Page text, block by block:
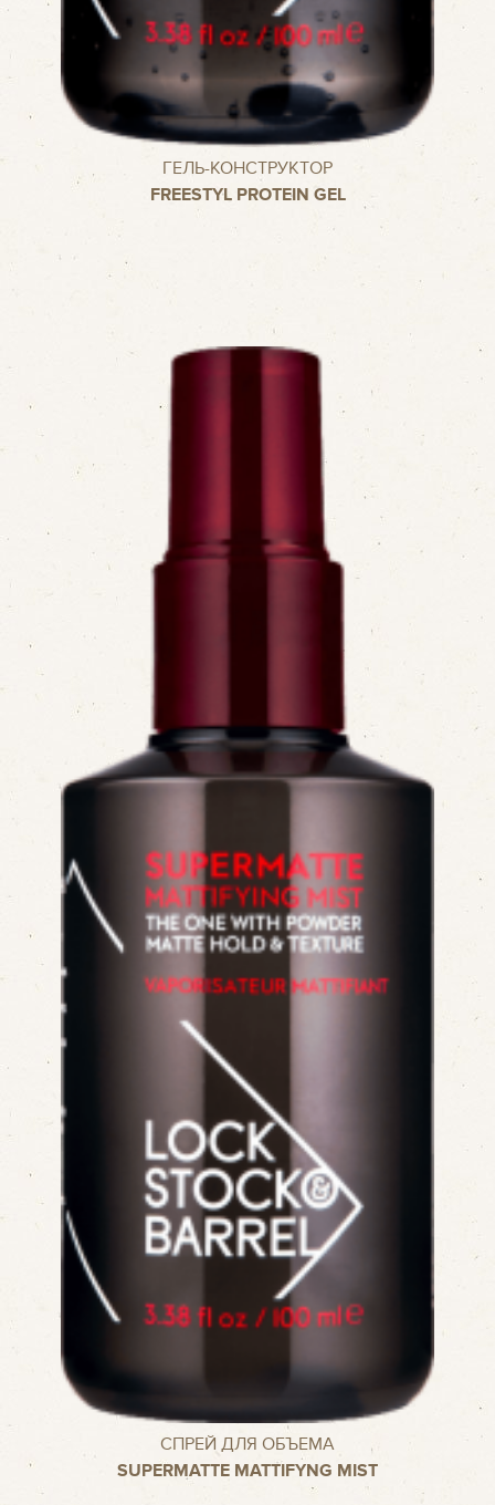
ГЕЛЬ-КОНСТРУКТОР
FREESTYL PROTEIN GEL
СПРЕЙ ДЛЯ ОБЪЕМА
SUPERMATTE MATTIFYNG MIST